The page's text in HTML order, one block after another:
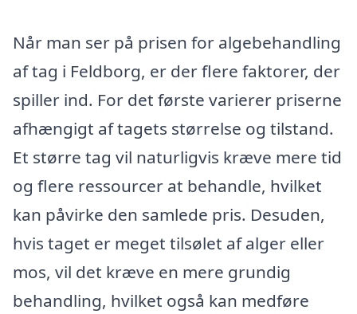
Når man ser på prisen for algebehandling
af tag i Feldborg, er der flere faktorer, der
spiller ind. For det første varierer priserne
afhængigt af tagets størrelse og tilstand.
Et større tag vil naturligvis kræve mere tid
og flere ressourcer at behandle, hvilket
kan påvirke den samlede pris. Desuden,
hvis taget er meget tilsølet af alger eller
mos, vil det kræve en mere grundig
behandling, hvilket også kan medføre